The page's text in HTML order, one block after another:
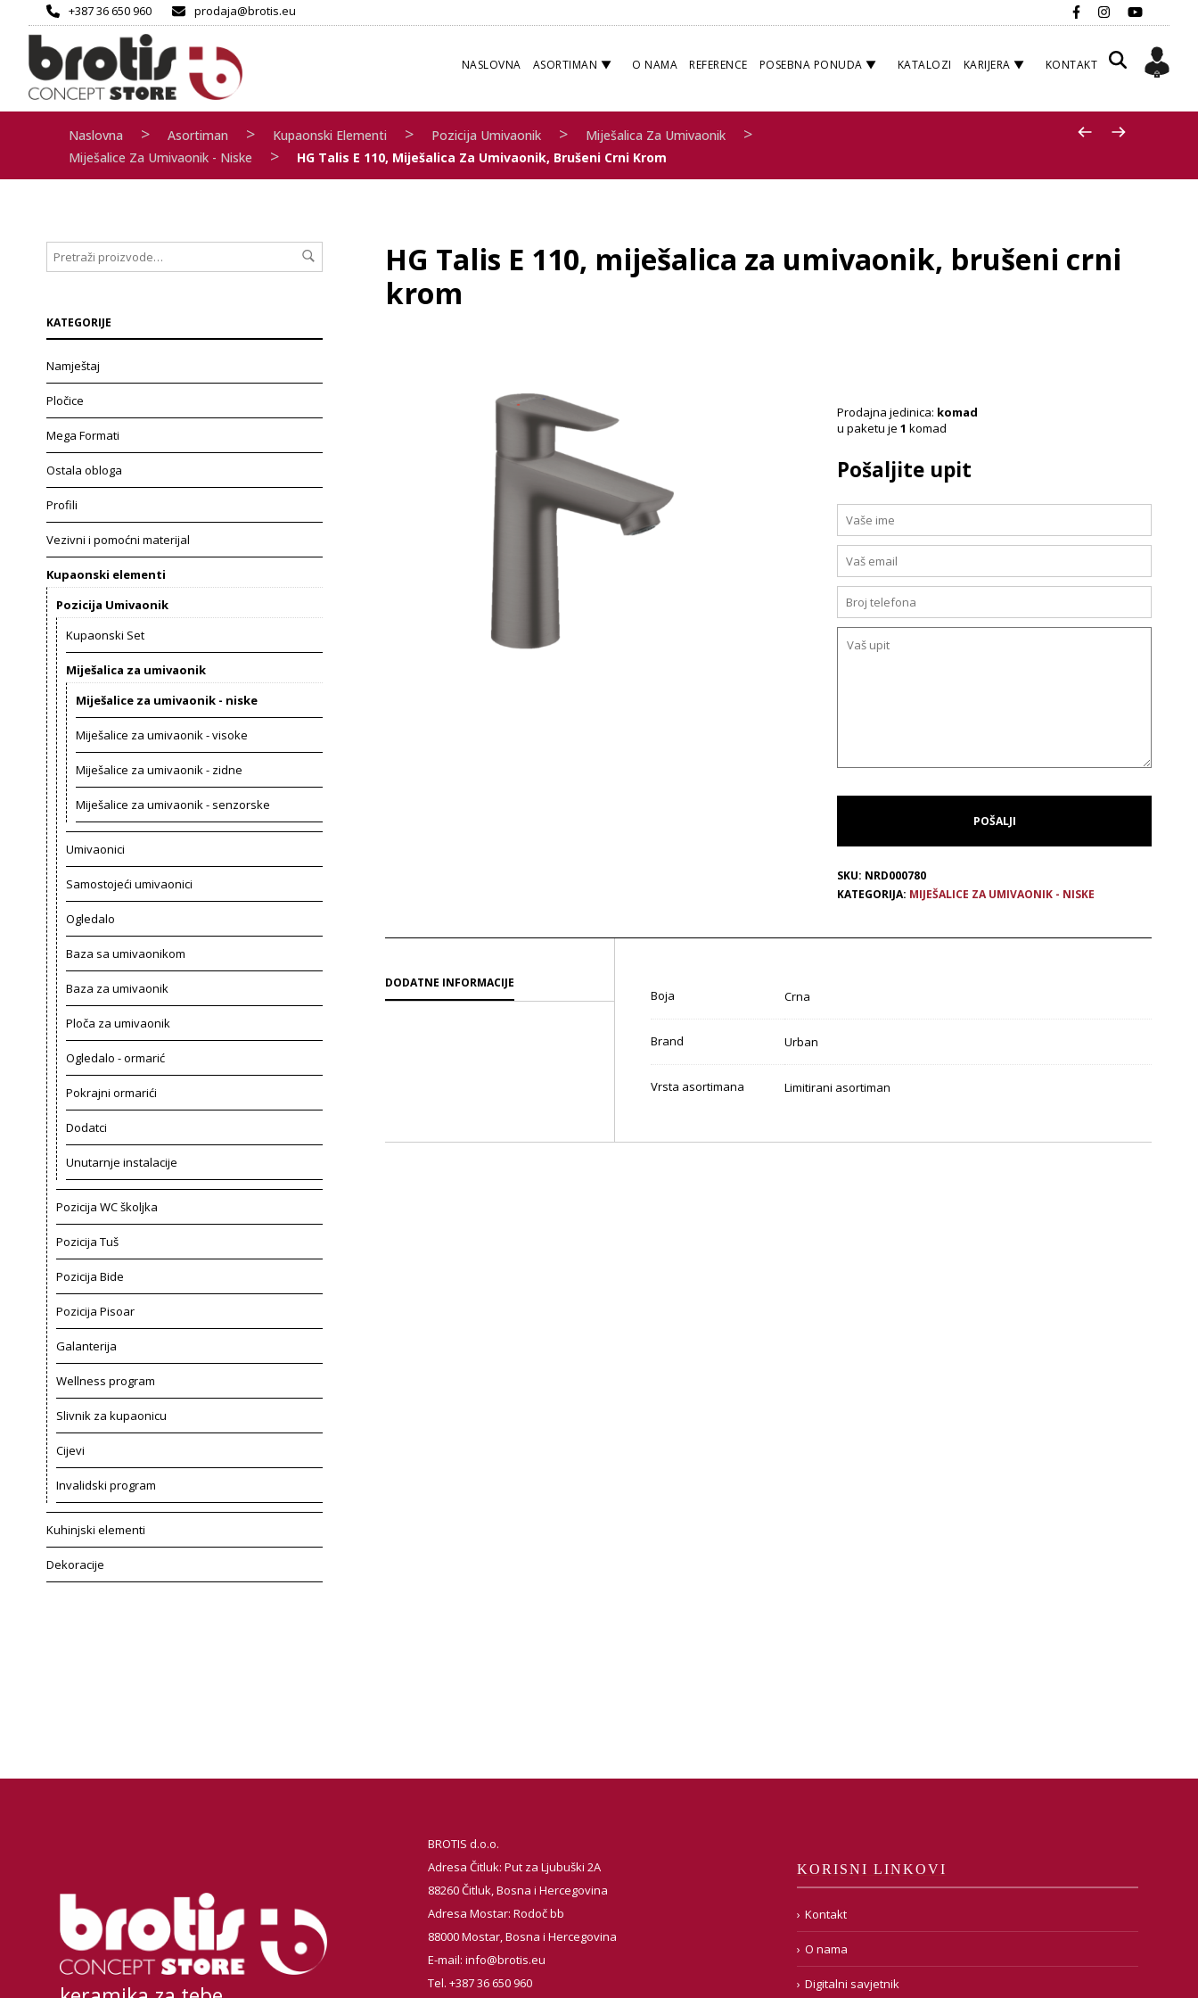
+387 36 650 960 prodaja@brotis.eu
NASLOVNA ASORTIMAN O NAMA REFERENCE POSEBNA PONUDA KATALOZI KARIJERA KONTAKT
Naslovna > Asortiman > Kupaonski Elementi > Pozicija Umivaonik > Miješalica Za Umivaonik >
Miješalice Za Umivaonik - Niske > HG Talis E 110, Miješalica Za Umivaonik, Brušeni Crni Krom
HG Talis E 110, miješalica za umivaonik, brušeni crni
krom
Prodajna jedinica: komad
u paketu je1 komad
Pošaljite upit
SKU: NRD000780
KATEGORIJA: MIJEŠALICE ZA UMIVAONIK - NISKE
DODATNE INFORMACIJE
Boja Crna
Brand Urban
Vrsta asortimana Limitirani asortiman
KATEGORIJE
Namještaj
Pločice
Mega Formati
Ostala obloga
Profili
Vezivni i pomoćni materijal
Kupaonski elementi
Pozicija Umivaonik
Kupaonski Set
Miješalica za umivaonik
Miješalice za umivaonik - niske
Miješalice za umivaonik - visoke
Miješalice za umivaonik - zidne
Miješalice za umivaonik - senzorske
Umivaonici
Samostojeći umivaonici
Ogledalo
Baza sa umivaonikom
Baza za umivaonik
Ploča za umivaonik
Ogledalo - ormarić
Pokrajni ormarići
Dodatci
Unutarnje instalacije
Pozicija WC školjka
Pozicija Tuš
Pozicija Bide
Pozicija Pisoar
Galanterija
Wellness program
Slivnik za kupaonicu
Cijevi
Invalidski program
Kuhinjski elementi
Dekoracije
BROTIS d.o.o.
Adresa Čitluk: Put za Ljubuški 2A
88260 Čitluk, Bosna i Hercegovina
Adresa Mostar: Rodoč bb
88000 Mostar, Bosna i Hercegovina
E-mail:info@brotis.eu
Tel. +387 36 650 960
KORISNI LINKOVI
Kontakt
O nama
Digitalni savjetnik